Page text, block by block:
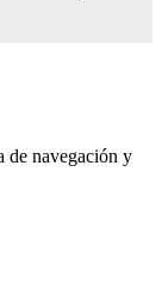
de navegación y